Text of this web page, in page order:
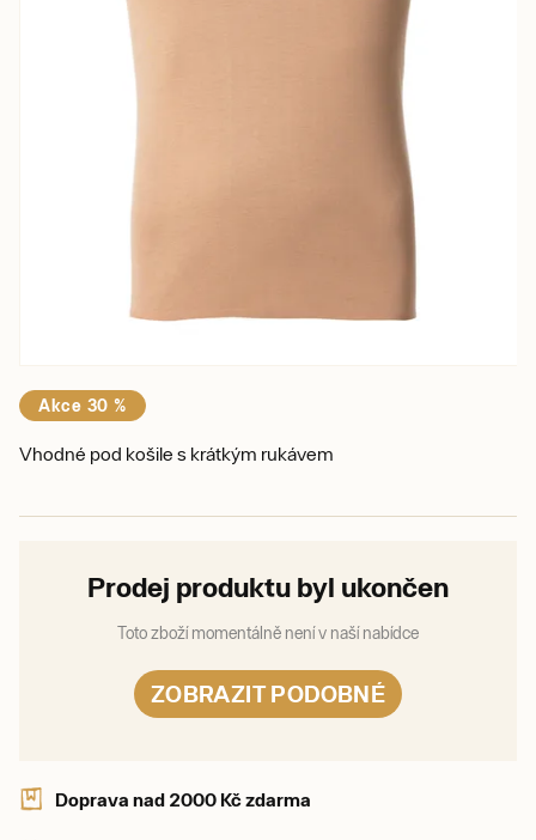
Akce 30 %
Vhodné pod košile s krátkým rukávem
Prodej produktu byl ukončen
Toto zboží momentálně není v naší nabídce
ZOBRAZIT PODOBNÉ
Doprava nad 2000 Kč zdarma